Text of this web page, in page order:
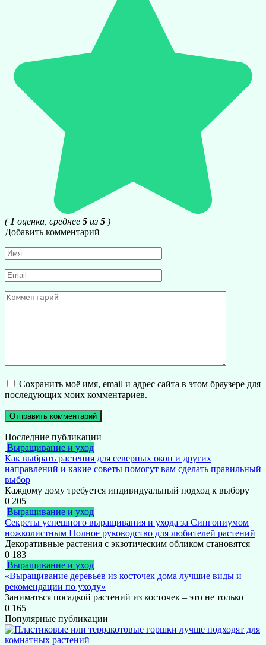
( 1 оценка, среднее 5 из 5 )
Добавить комментарий
Имя
*
Email
*
Комментарий
Сохранить моё имя, email и адрес сайта в этом браузере для
последующих моих комментариев.
Последние публикации
Выращивание и уход
Как выбрать растения для северных окон и других
направлений и какие советы помогут вам сделать правильный
выбор
Каждому дому требуется индивидуальный подход к выбору
0 205
Выращивание и уход
Секреты успешного выращивания и ухода за Сингониумом
ножколистным Полное руководство для любителей растений
Декоративные растения с экзотическим обликом становятся
0 183
Выращивание и уход
«Выращивание деревьев из косточек дома лучшие виды и
рекомендации по уходу»
Заниматься посадкой растений из косточек – это не только
0 165
Популярные публикации